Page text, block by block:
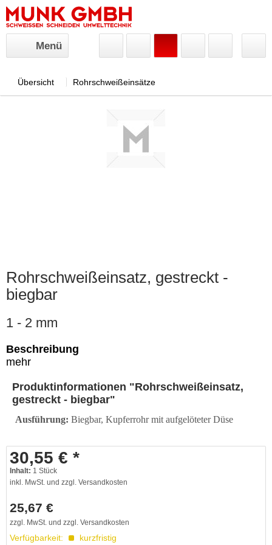
Menü
Übersicht Rohrschweißeinsätze
Rohrschweißeinsatz, gestreckt -
biegbar
1 - 2 mm
Beschreibung
mehr
Produktinformationen "Rohrschweißeinsatz,
gestreckt - biegbar"
Ausführung: Biegbar, Kupferrohr mit aufgelöteter Düse
30,55 € *
Inhalt: 1 Stück
inkl. MwSt. und zzgl. Versandkosten
25,67 €
zzgl. MwSt. und zzgl. Versandkosten
Verfügbarkeit: kurzfristig